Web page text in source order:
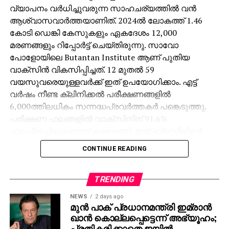
വകുപ്പുമായി സഹകരിച്ച് സംഘടിപ്പിക്കുന്ന
എക്‌സിബിഷന്‍ എന്നിവ മുഖ്യവേദിയായ ടാഗോര്‍
തിയേറ്റര്‍ പരിസരത്ത് സജ്ജീകരിക്കും.
ചലച്ചിത്രകലാസംവിധായകന്‍ കൂടിയായിരുന്ന
ആര്‍ട്ടിസ്റ്റ് നമ്പൂതിരിയുടെ ജന്മശതാബ്ദിയോടനുബന്ധിച്ച്
അദ്ദേഹത്തിന്റെ ലൊക്കേഷന്‍ സ്‌കെച്ചുകള്‍ ന്യൂ
തിയേറ്റര്‍ പരിസരത്ത് പ്രദര്‍ശിപ്പിക്കും. കേരള ലളിതകലാ
അക്കാദമിയുടെയും ആര്‍ട്ടിസ്റ്റ് നമ്പൂതിരി സമ്മാന്‍
ട്രസ്റ്റിന്റെയും സഹകരണത്തോടെയാണ് ഈ
അനുബന്ധ പരിപാടികള്‍
മേളയുടെ ഭാഗമായി ഓപ്പണ്‍ ഫോറം, ഇന്‍
സ്മാരക പ്രഭാഷണം എന്നിവയും ഉണ്ടായിരിക്കും.
കലാസാംസ്‌കാരിക പരിപാടികള്‍ നഗരത്തിലെ
സാംസ്‌കാരിക ഇടനാഴിയായ മാനവീയം വീഥിയില്‍
സംഘടിപ്പിക്കും.
വ്യാപനം വര്‍ധിച്ചുവരുന്ന സാഹചര്യത്തില്‍ വന്‍
ആശ്വാസവാര്‍ത്തയാണിത്. 2024ല്‍ ലോകത്ത് 1.46
കോടി ഡെങ്കി കേസുകളും ഏകദേശം 12,000
മരണങ്ങളും റിപ്പോര്‍ട്ട് ചെയ്തിരുന്നു. സാവോ
പോളോയിലെ Butantan Institute ആണ് പുതിയ
വാക്സിന്‍ വികസിപ്പിച്ചത്. 12 മുതല്‍ 59
വയസുവരെയുള്ളവര്‍ക്ക് ഇത് ഉപയോഗിക്കാം. എട്ട്
വര്‍ഷം നീണ്ട ക്ലിനിക്കല്‍ പരീക്ഷണങ്ങളില്‍
6,000ത്തിലധികം സന്നദ്ധപ്രവര്‍ത്തകര്‍ പങ്കെടുത്തു.
ശാസ്ത്രആരോഗ്യരംഗത്തെ ഒരു ചരിത്ര നേട്ടമാണെന്ന്
Butantan Institute ഡയറക്ടര്‍ എസ്പര്‍ കല്ലാസ്
ലഭ്യമായ ഏക ഡെങ്കി വാക്സിന്‍ TAK-003 ആണ്.
എന്നാല്‍ അതിന് മൂന്ന് മാസത്തെ ഇടവേളയില്‍ രണ്ട്
ഡോസുകള്‍ ആവശ്യമാണ്. പുതിയ സിംഗിള്‍ഡോസ്
വാക്സിന്‍ ഈ രംഗത്ത് വലിയ മുന്നേറ്റമായി
CONTINUE READING
TRENDING
NEWS 2 days ago
മുന്‍ പാക് പ്രധാനമന്ത്രി ഇമ്രാന്‍
ഖാന്‍ കൊല്ലപ്പെട്ടെന്ന് അഭ്യൂഹം;